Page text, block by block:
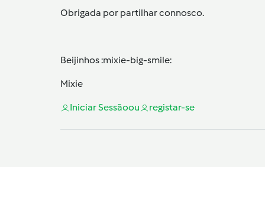
Obrigada por partilhar connosco.
Beijinhos :mixie-big-smile:
Mixie
Iniciar Sessãoou registar-se